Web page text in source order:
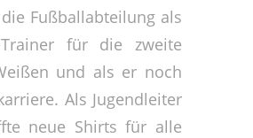
Fußballabteilung als
für die zweite
und als er noch
Als Jugendleiter
neue Shirts für alle